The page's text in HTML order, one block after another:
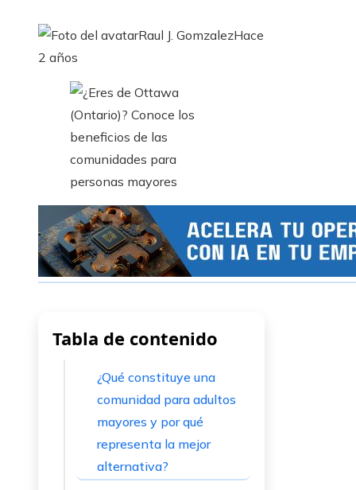
Raul J. GomzalezHace
2 años
Tabla de contenido
¿Qué constituye una
comunidad para adultos
mayores y por qué
representa la mejor
alternativa?